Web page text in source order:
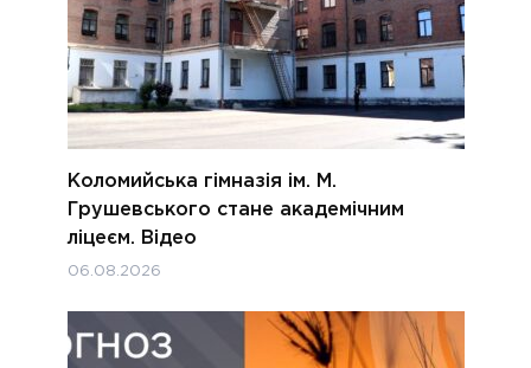
Коломийська гімназія ім. М.
Грушевського стане академічним
ліцеєм. Відео
06.08.2026